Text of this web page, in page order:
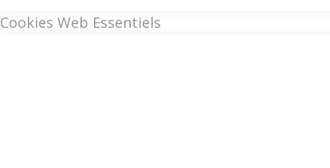
Cookies Web Essentiels